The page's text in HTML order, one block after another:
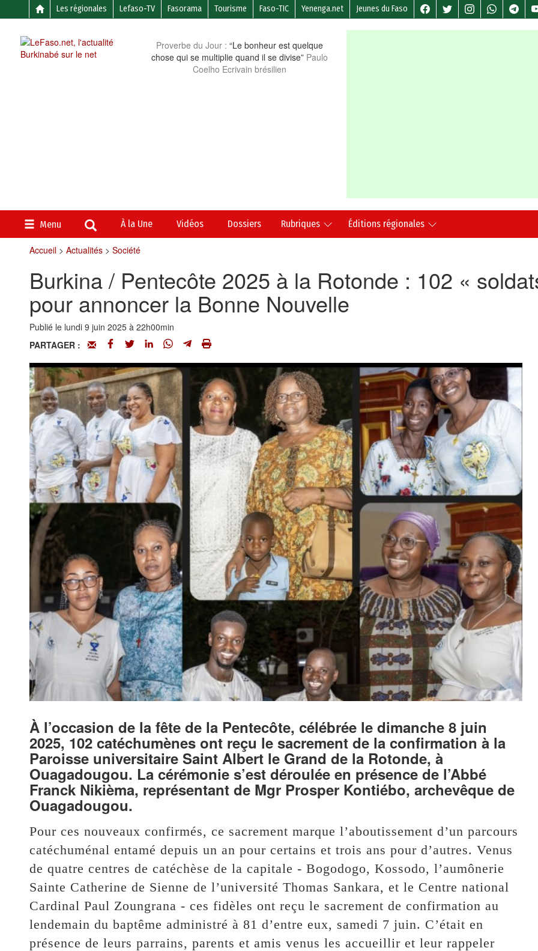
Les régionales Lefaso-TV Fasorama Tourisme Faso-TIC Yenenga.net Jeunes du Faso
Proverbe du Jour : “Le bonheur est quelque
chose qui se multiplie quand il se divise” Paulo
Coelho Ecrivain brésilien
Menu À la Une Vidéos Dossiers Rubriques Éditions régionales
Accueil> Actualités> Société
Burkina / Pentecôte 2025 à la Rotonde : 102 «
pour annoncer la Bonne Nouvelle
Publié le lundi 9 juin 2025 à 22h00min
PARTAGER :
À l’occasion de la fête de la Pentecôte, célébrée le dimanche 8 juin
2025, 102 catéchumènes ont reçu le sacrement de la confirmation à la
Paroisse universitaire Saint Albert le Grand de la Rotonde, à
Ouagadougou. La cérémonie s’est déroulée en présence de l’Abbé
Franck Nikièma, représentant de Mgr Prosper Kontiébo, archevêque de
Ouagadougou.
Pour ces nouveaux confirmés, ce sacrement marque l’aboutissement d’un parcours
catéchuménal entamé depuis un an pour certains et trois ans pour d’autres. Venus
de quatre centres de catéchèse de la capitale - Bogodogo, Kossodo, l’aumônerie
Sainte Catherine de Sienne de l’université Thomas Sankara, et le Centre national
Cardinal Paul Zoungrana - ces fidèles ont reçu le sacrement de confirmation au
lendemain du baptême administré à 81 d’entre eux, samedi 7 juin. C’était en
présence de leurs parrains, parents et amis venus les accueillir et leur rappeler